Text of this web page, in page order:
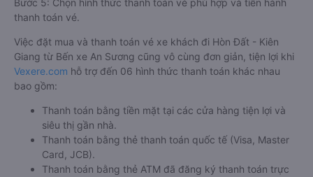
Bước 5: Chọn hình thức thanh toán vé phù hợp và tiến hành
thanh toán vé.
Việc đặt mua và thanh toán vé xe khách đi Hòn Đất - Kiên
Giang từ Bến xe An Sương cũng vô cùng đơn giản, tiện lợi khi
Vexere.com hỗ trợ đến 06 hình thức thanh toán khác nhau
bao gồm:
Thanh toán bằng tiền mặt tại các cửa hàng tiện lợi và
siêu thị gần nhà.
Thanh toán bằng thẻ thanh toán quốc tế (Visa, Master
Card, JCB).
Thanh toán bằng thẻ ATM đã đăng ký thanh toán trực